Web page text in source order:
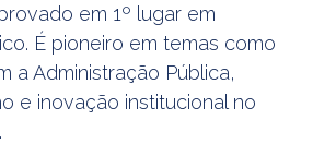
em 1º lugar em
É pioneiro em temas como
a Administração Pública,
e inovação institucional no